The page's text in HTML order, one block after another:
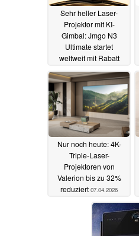
Sehr heller Laser-
Projektor mit KI-
Gimbal: Jmgo N3
Ultimate startet
weltweit mit Rabatt
23.04.2026
Nur noch heute: 4K-
Triple-Laser-
Projektoren von
Valerion bis zu 32%
reduziert 07.04.2026